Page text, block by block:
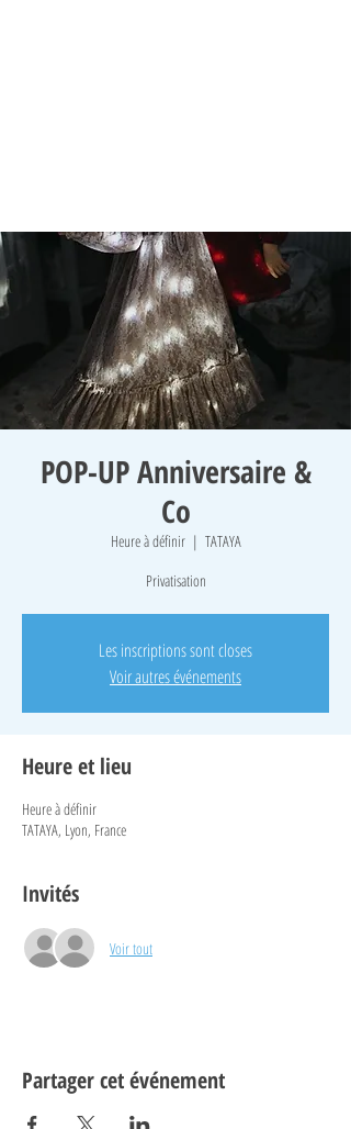
POP-UP Anniversaire &
Co
Heure à définir
  |
TATAYA
Privatisation
Les inscriptions sont closes
Voir autres événements
Heure et lieu
Heure à définir
TATAYA, Lyon, France
Invités
Voir tout
Partager cet événement